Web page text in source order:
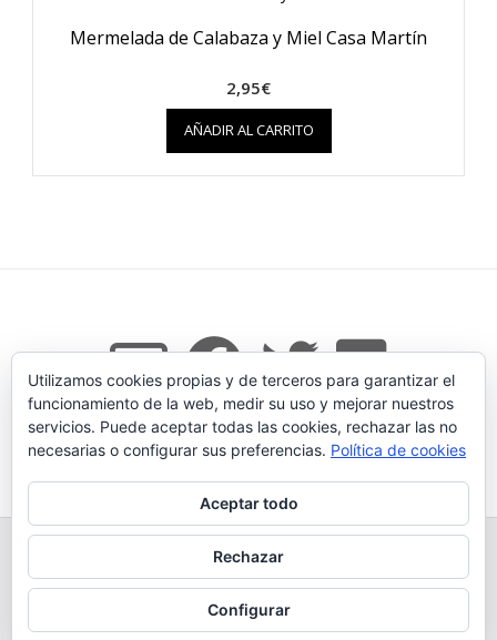
Mermelada de Calabaza y Miel Casa Martín
2,95€
AÑADIR AL CARRITO
Tema:Voguede Kaira
AVISO LEGAL Y POLÍTICA DE PRIVACIDAD
MÁS INFORMACIÓN SOBRE LAS COOKIES
CONTACTAR BLOG
Utilizamos cookies propias y de terceros para garantizar el
funcionamiento de la web, medir su uso y mejorar nuestros
servicios. Puede aceptar todas las cookies, rechazar las no
necesarias o configurar sus preferencias. Política de cookies
Aceptar todo
Rechazar
Configurar